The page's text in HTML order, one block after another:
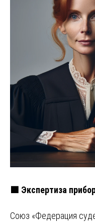
🟩 Экспертиза
Союз «Федерация